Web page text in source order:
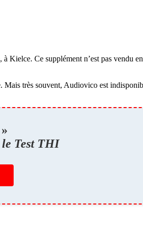
Kielce. Ce supplément n’est pas vendu
très souvent, Audiovico est
Test THI